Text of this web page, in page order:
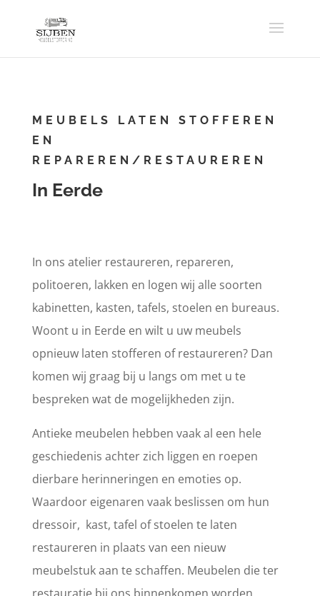
MEUBELS LATEN STOFFEREN
EN
REPAREREN/RESTAUREREN
In Eerde
In ons atelier restaureren, repareren,
politoeren, lakken en logen wij alle soorten
kabinetten, kasten, tafels, stoelen en bureaus.
Woont u in Eerde en wilt u uw meubels
opnieuw laten stofferen of restaureren? Dan
komen wij graag bij u langs om met u te
bespreken wat de mogelijkheden zijn.
Antieke meubelen hebben vaak al een hele
geschiedenis achter zich liggen en roepen
dierbare herinneringen en emoties op.
Waardoor eigenaren vaak beslissen om hun
dressoir, kast, tafel of stoelen te laten
restaureren in plaats van een nieuw
meubelstuk aan te schaffen. Meubelen die ter